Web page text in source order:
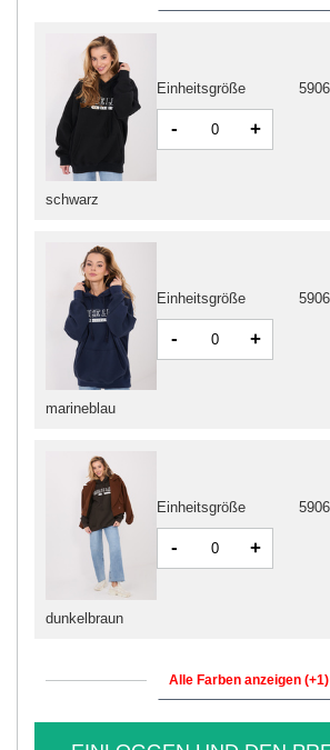
marineblau
Einheitsgröße
- +
dunkelbraun
Einheitsgröße
- +
schwarz
Einheitsgröße
- +
Alle Farben anzeigen (+1)